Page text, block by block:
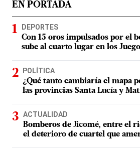
EN PORTADA
DEPORTES
Con 15 oros impulsados por el
sube al cuarto lugar en los
POLÍTICA
¿Qué tanto cambiaría el mapa
las provincias Santa Lucía y
ACTUALIDAD
Bomberos de Jicomé, entre el
el deterioro de cuartel que